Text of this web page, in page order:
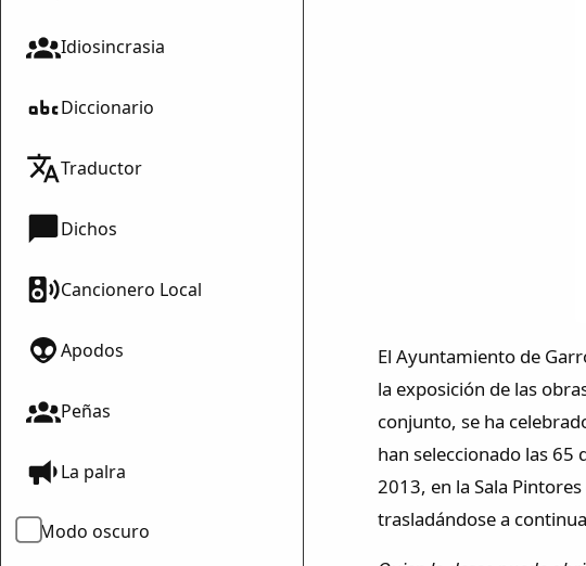
Idiosincrasia
Diccionario
Traductor
Dichos
Cancionero Local
Apodos
Peñas
La palra
Modo oscuro
El Ayuntamiento de
la exposición de las
conjunto, se ha
han seleccionado las
2013, en la Sala
trasladándose a